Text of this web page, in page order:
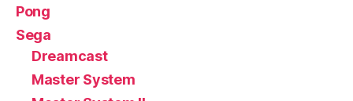
Pong
Sega
Dreamcast
Master System